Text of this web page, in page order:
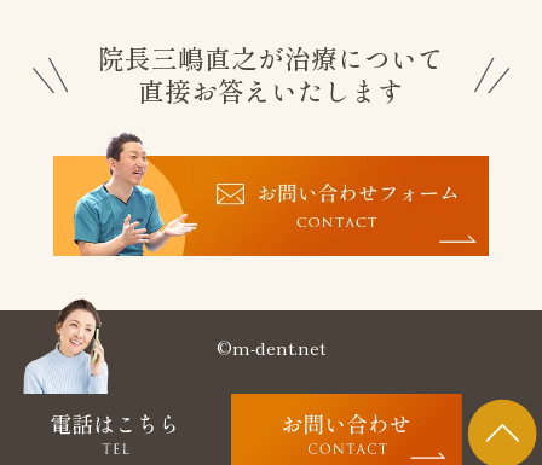
院長三嶋直之が治療について
直接お答えいたします
©m-dent.net